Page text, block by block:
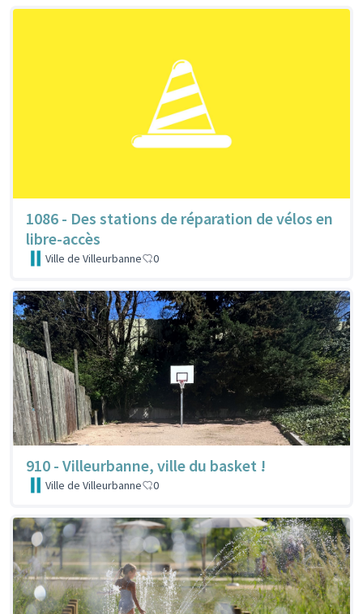
1086 - Des stations de réparation de vélos en
libre-accès
Ville de Villeurbanne 0
910 - Villeurbanne, ville du basket !
Ville de Villeurbanne 0